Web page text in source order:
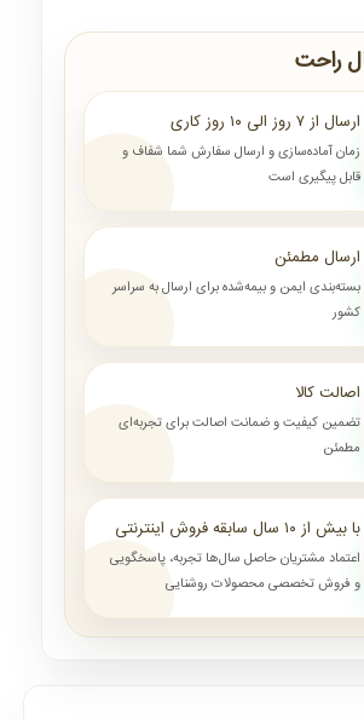
راحت
ارسال از ۷ روز الی ۱۰ روز کاری
زمان آماده‌سازی و ارسال سفارش شما شفاف و
قابل پیگیری است
ارسال مطمئن
بسته‌بندی ایمن و بیمه‌شده برای ارسال به سراسر
کشور
اصالت کالا
تضمین کیفیت و ضمانت اصالت برای تجربه‌ای
مطمئن
با بیش از ۱۰ سال سابقه فروش اینترنتی
اعتماد مشتریان حاصل سال‌ها تجربه، پاسخگویی
و فروش تخصصی محصولات روشنایی